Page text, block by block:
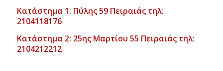
Κατάστημα 1: Πύλης 59 Πειραιάς τηλ:
2104118176
Κατάστημα 2: 25ης Μαρτίου 55 Πειραιάς τηλ:
2104212212